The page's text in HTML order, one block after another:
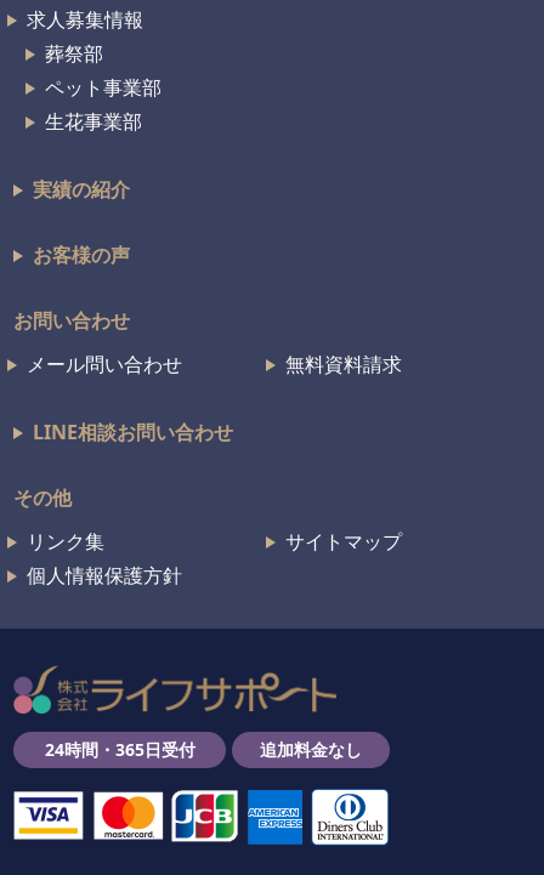
求人募集情報
葬祭部
ペット事業部
生花事業部
実績の紹介
お客様の声
お問い合わせ
メール問い合わせ
無料資料請求
LINE相談お問い合わせ
その他
リンク集
サイトマップ
個人情報保護方針
24時間・365日受付 追加料金なし